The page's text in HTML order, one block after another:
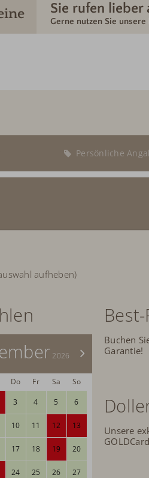
Sie rufen lieber
Gerne nutzen Sie
Persönliche
aufheben)
>
2026
Do Fr Sa
So
3 4 5 6
10 11 12 13
17 18 19 20
24 25 26 27
Buchen
Garantie!
Unsere